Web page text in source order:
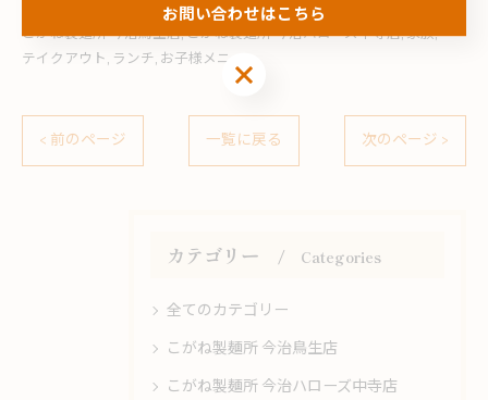
こがね製麺所 今治鳥生店 こがね製麺所 今治ハローズ中寺店 家族
テイクアウト ランチ お子様メニュー
< 前のページ 一覧に戻る 次のページ >
カテゴリー Categories
全てのカテゴリー
こがね製麺所 今治鳥生店
こがね製麺所 今治ハローズ中寺店
お問い合わせはこちら
お問い合わせはこちら